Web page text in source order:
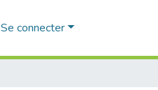
Se connecter